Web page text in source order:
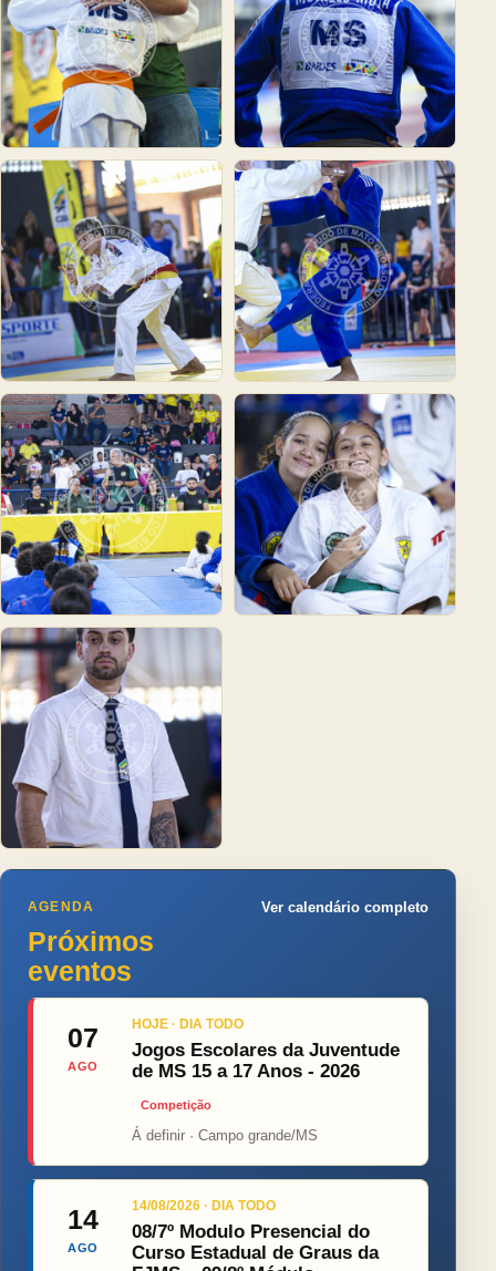
AGENDA
Próximos
eventos
Ver calendário completo
07
AGO
HOJE · DIA TODO
Jogos Escolares da Juventude
de MS 15 a 17 Anos - 2026
Competição
Á definir · Campo grande/MS
14
AGO
14/08/2026 · DIA TODO
08/7º Modulo Presencial do
Curso Estadual de Graus da